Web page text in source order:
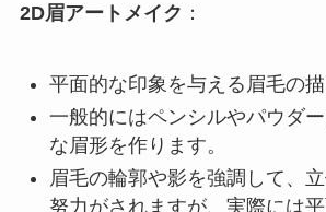
2D眉アートメイク ：
平面的な印象を与える眉毛の描
一般的にはペンシルやパウダ
な眉形を作ります。
眉毛の輪郭や影を強調して、
努力がされますが、実際には